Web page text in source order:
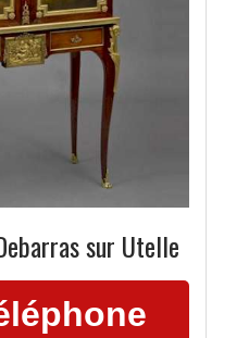
sur Utelle